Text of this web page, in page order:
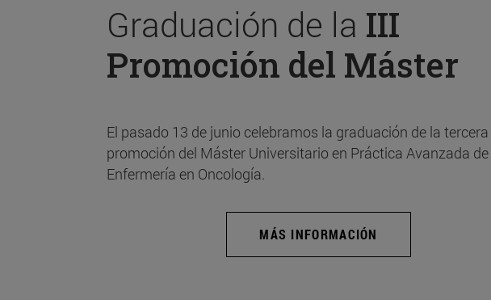
Graduación de la III
Promoción del Máster
El pasado 13 de junio celebramos la graduación de la tercera
promoción del Máster Universitario en Práctica Avanzada de
Enfermería en Oncología.
MÁS INFORMACIÓN